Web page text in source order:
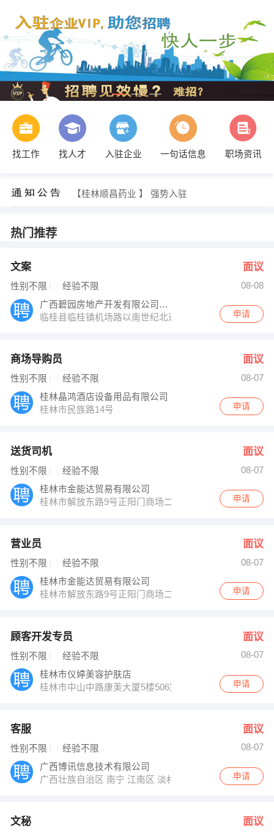
找工作 找人才 入驻企业 一句话信息
职场资讯
【桂林顺昌药业 】 强势入驻
黄小姐 发布 [顾客开发专员 ] 招聘信息
【桂林长海发展有限责任公司 】 强势入驻
热门推荐
文案 面议
性别不限 经验不限
08-08
广西碧园房地产开发有限公司临桂分公司
临桂县临桂镇机场路以南世纪北道东侧
申请
商场导购员 面议
性别不限 经验不限
08-07
桂林晶鸿酒店设备用品有限公司
桂林市民族路14号
申请
送货司机 面议
性别不限 经验不限
08-07
桂林市金能达贸易有限公司
桂林市解放东路9号正阳门商场二楼
申请
营业员 面议
性别不限 经验不限
08-07
桂林市金能达贸易有限公司
桂林市解放东路9号正阳门商场二楼
申请
顾客开发专员 面议
性别不限 经验不限
08-07
桂林市仪婷美容护肤店
桂林市中山中路康美大厦5楼506室
申请
客服 面议
性别不限 经验不限
08-07
广西博讯信息技术有限公司
广西壮族自治区 南宁 江南区 淡村市场北海港3楼申请
文秘 面议